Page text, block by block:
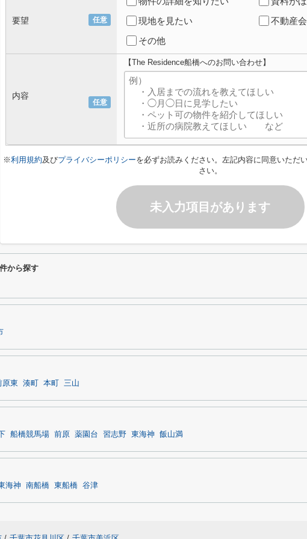
任意
要望
現地を見たい
不動産
その他
任意
内容
【The Residence船橋へのお問い合わせ】
※利用規約及びプライバシーポリシーを必ずお読みください。左記内容に同意いただ
さい。
未入力項目があります
から探す
原東 湊町 本町 三山
船橋競馬場 前原 薬園台 習志野 東海神 飯山満
海神 南船橋 東船橋 谷津